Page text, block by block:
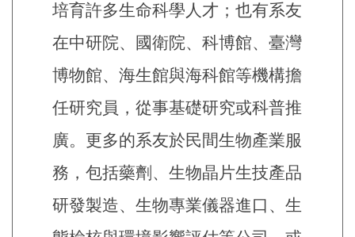
培育許多生命科學人才；也有系友
在中研院、國衛院、科博館、臺灣
博物館、海生館與海科館等機構擔
任研究員，從事基礎研究或科普推
廣。更多的系友於民間生物產業服
務，包括藥劑、生物晶片生技產品
研發製造、生物專業儀器進口、生